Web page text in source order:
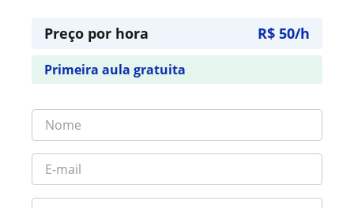
Preço por hora R$ 50/h
Primeira aula gratuita